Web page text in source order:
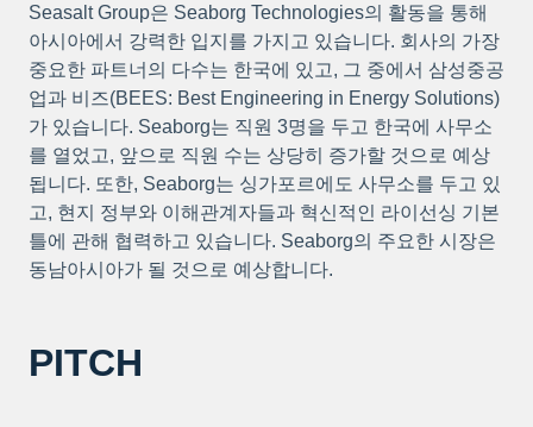
Seasalt Group은 Seaborg Technologies의 활동을 통해
아시아에서 강력한 입지를 가지고 있습니다. 회사의 가장
중요한 파트너의 다수는 한국에 있고, 그 중에서 삼성중공
업과 비즈(BEES: Best Engineering in Energy Solutions)
가 있습니다. Seaborg는 직원 3명을 두고 한국에 사무소
를 열었고, 앞으로 직원 수는 상당히 증가할 것으로 예상
됩니다. 또한, Seaborg는 싱가포르에도 사무소를 두고 있
고, 현지 정부와 이해관계자들과 혁신적인 라이선싱 기본
틀에 관해 협력하고 있습니다. Seaborg의 주요한 시장은
동남아시아가 될 것으로 예상합니다.
PITCH